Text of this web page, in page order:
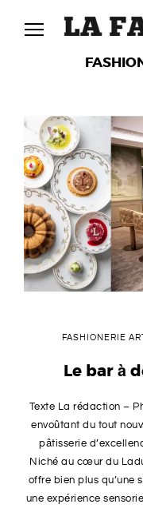
content
F
A
S
H
I
R
I
E
FASHIONERIE
FASHIONERIE
Le bar à
Texte La rédaction –
envoûtant du tout
pâtisserie
Niché au cœur du
offre bien plus qu’une
une expérience